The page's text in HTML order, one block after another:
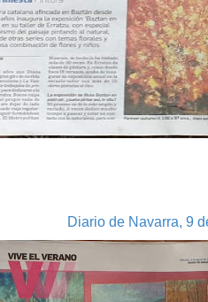
Diario de Navarra, 9